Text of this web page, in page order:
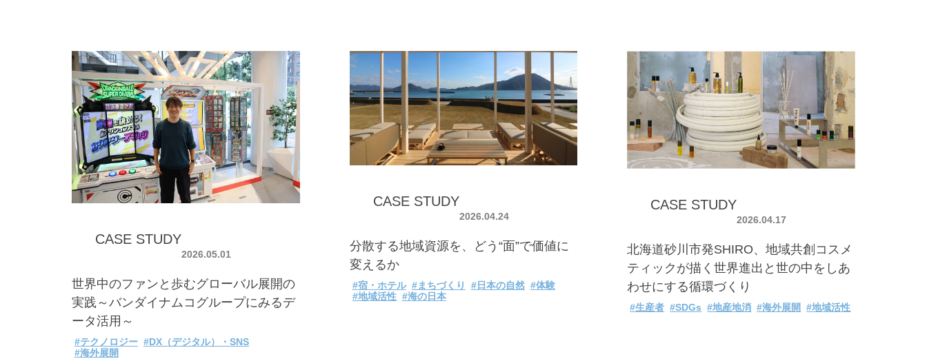
CASE STUDY
2026.05.01
世界中のファンと歩むグローバル展開の
実践～バンダイナムコグループにみるデ
ータ活用～
#テクノロジー #DX（デジタル）・SNS
#海外展開
CASE STUDY
2026.04.24
分散する地域資源を、どう“面”で価値に
変えるか
#宿・ホテル #まちづくり #日本の自然 #体験
#地域活性 #海の日本
CASE STUDY
2026.04.17
北海道砂川市発SHIRO、地域共創コスメ
ティックが描く世界進出と世の中をしあ
わせにする循環づくり
#生産者 #SDGs #地産地消 #海外展開 #地域活性